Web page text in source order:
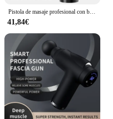
Pistola de masaje profesional con bolsa portátil, 12V, percusión eléctrica, Fascia, tejido, relajación muscular, alivio del dolor, moldeador de Fitness
41,84€